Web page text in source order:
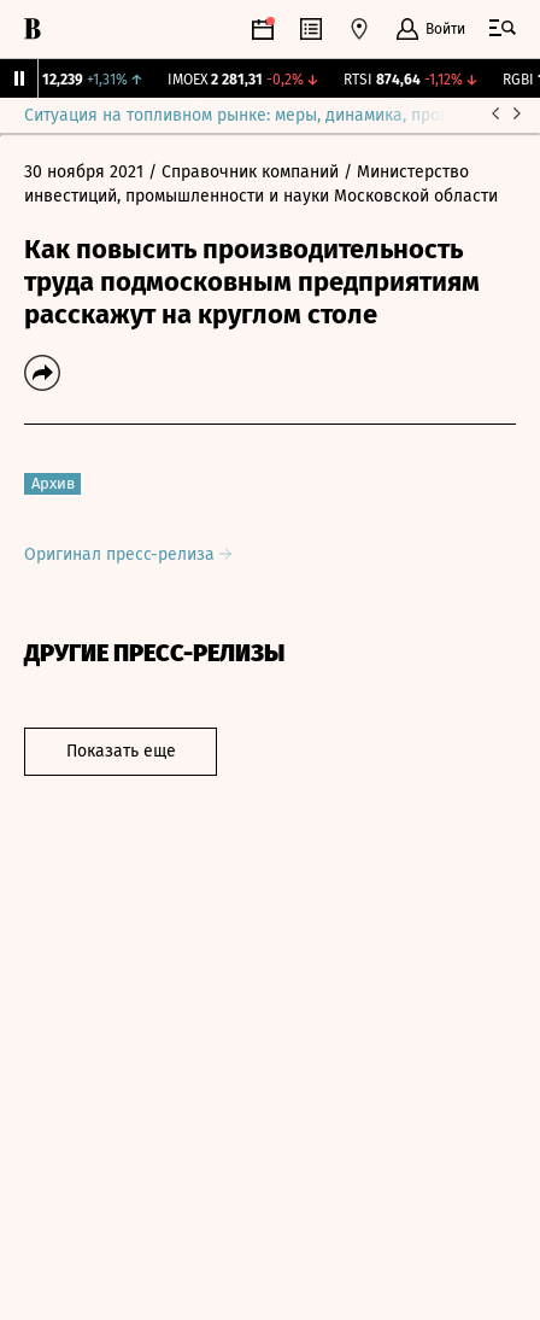
Войти
12,239 +1,31% ↑ IMOEX 2 281,31 -0,2%↓ RTSI 874,64 -1,12%↓ RGBI
Ситуация на топливном рынке: меры, динамика, прогнозы
30 ноября 2021 / Справочник компаний / Министерство
инвестиций, промышленности и науки Московской области
Как повысить производительность
труда подмосковным предприятиям
расскажут на круглом столе
Архив
Оригинал пресс-релиза
ДРУГИЕ ПРЕСС-РЕЛИЗЫ
Показать еще